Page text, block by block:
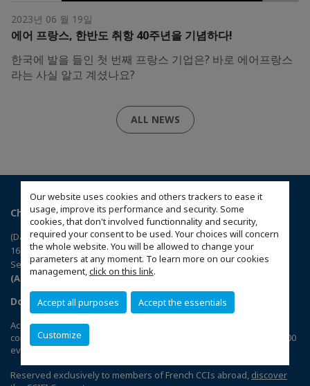
Our website uses cookies and others trackers to ease it
usage, improve its performance and security. Some
cookies, that don't involved functionnality and security,
required your consent to be used. Your choices will concern
the whole website. You will be allowed to change your
parameters at any moment. To learn more on our cookies
management,click on this link.
Accept all purposes Accept the essentials
Customize
2023년 06 월 19일
에어 프랑스, 한반도 취항 40주년을 기념하다!
한국에 발을 들인 첫 번째 프랑스 기업은? 바로 에어프랑스
라는 사실 알고 계셨나요?
ALL NEWS
Chambre de Commerce et d’Industrie Franco-Coreenne
(Daechi-dong), Nobel B/D, 5th floor
16, Teheran-ro 78-gil, Gangnam-gu,
Seoul, 06194 (South Korea)
(Access the map)
Download CCIFI Connect application
Accelerate your business with the 1st private network of French
companies in 95 countries: 120 Chambers | 33,000 companies | 4,000
events | 300 committees | 1,200 exclusive privileges
Reserved exclusively to members of French CCIs abroad, discover